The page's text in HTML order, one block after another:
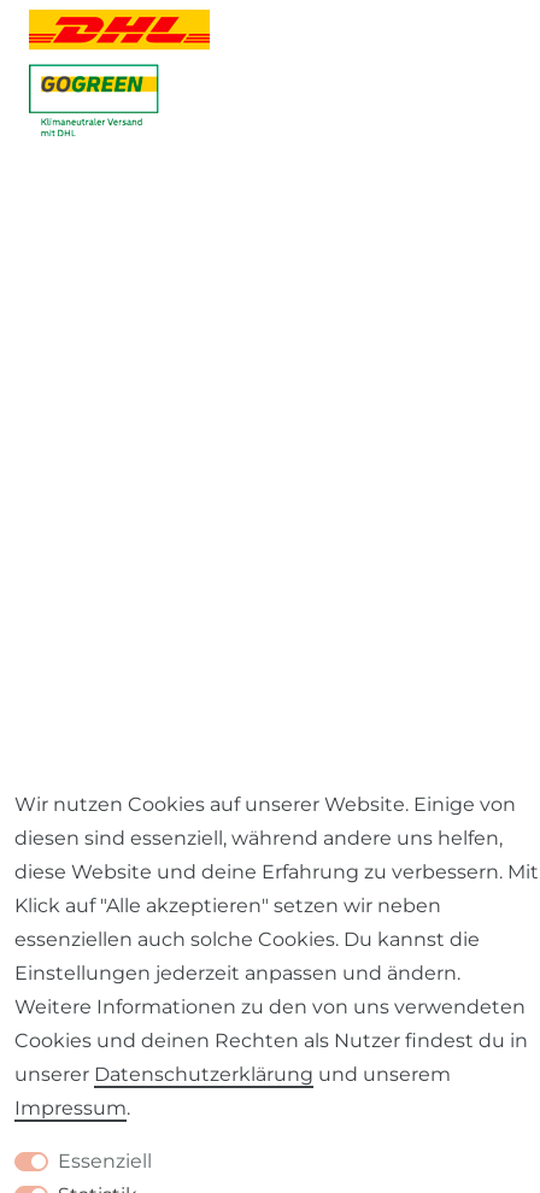
Versandkostenfrei ab einem
Mindestbestellwert von 59,- Euro(nur innerhalb
Deutschlands). Für den Versand ins Ausland gilt
die reguläre Versandkostenpauschale.
ALLE PREISE INKL. MWST., ZZGL. VERSANDKOSTEN
Wir nutzen Cookies auf unserer Website. Einige von
diesen sind essenziell, während andere uns helfen,
diese Website und deine Erfahrung zu verbessern. Mit
Klick auf "Alle akzeptieren" setzen wir neben
essenziellen auch solche Cookies. Du kannst die
Einstellungen jederzeit anpassen und ändern.
Weitere Informationen zu den von uns verwendeten
Cookies und deinen Rechten als Nutzer findest du in
unserer Daten­schutz­erklärung und unserem
Impressum.
Essenziell